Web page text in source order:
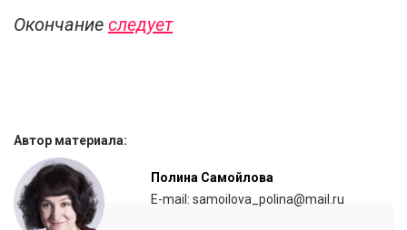
Окончание следует
Автор материала:
Полина Самойлова
E-mail: samoilova_polina@mail.ru